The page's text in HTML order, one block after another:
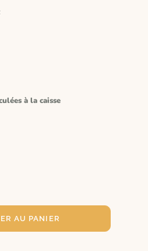
à la caisse
AU PANIER